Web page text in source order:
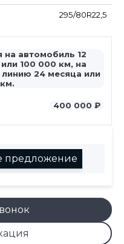
295/80R22,5
на автомобиль 12
100 000 км, на
24 месяца или
400 000 ₽
предложение